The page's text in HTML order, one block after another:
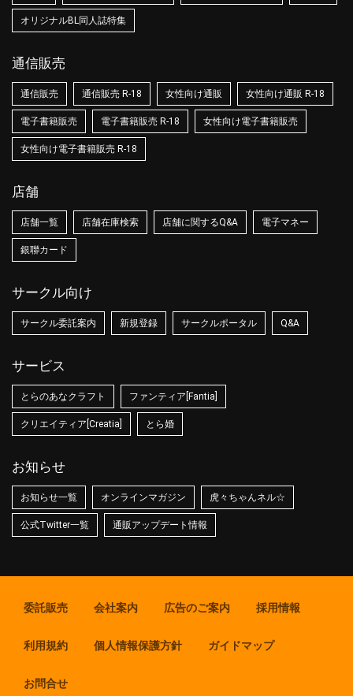
オリジナルBL同人誌特集
通信販売
通信販売 通信販売 R-18 女性向け通販 女性向け通販 R-18
電子書籍販売 電子書籍販売 R-18 女性向け電子書籍販売
女性向け電子書籍販売 R-18
店舗
店舗一覧 店舗在庫検索 店舗に関するQ&A 電子マネー
銀聯カード
サークル向け
サークル委託案内 新規登録 サークルポータル Q&A
サービス
とらのあなクラフト ファンティア[Fantia]
クリエイティア[Creatia] とら婚
お知らせ
お知らせ一覧 オンラインマガジン 虎々ちゃんネル☆
公式Twitter一覧 通販アップデート情報
委託販売 会社案内 広告のご案内 採用情報
利用規約 個人情報保護方針 ガイドマップ
お問合せ